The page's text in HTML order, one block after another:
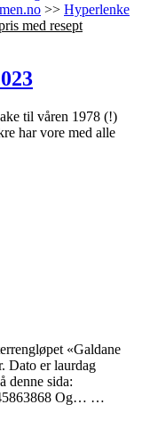
>> Hyperlenke
med resept
til våren 1978 (!)
har vore med alle
«Galdane
Dato er laurdag
denne sida:
Og… …